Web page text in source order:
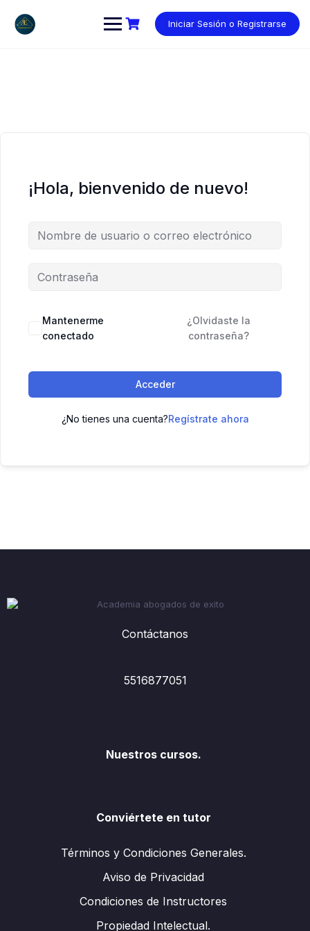
contenido
Iniciar Sesión o Registrarse
¡Hola, bienvenido de nuevo!
Mantenerme
conectado
¿Olvidaste la
contraseña?
Acceder
¿No tienes una cuenta?Regístrate ahora
Contáctanos
5516877051
Nuestros cursos.
Conviértete en tutor
Términos y Condiciones Generales.
Aviso de Privacidad
Condiciones de Instructores
Propiedad Intelectual.